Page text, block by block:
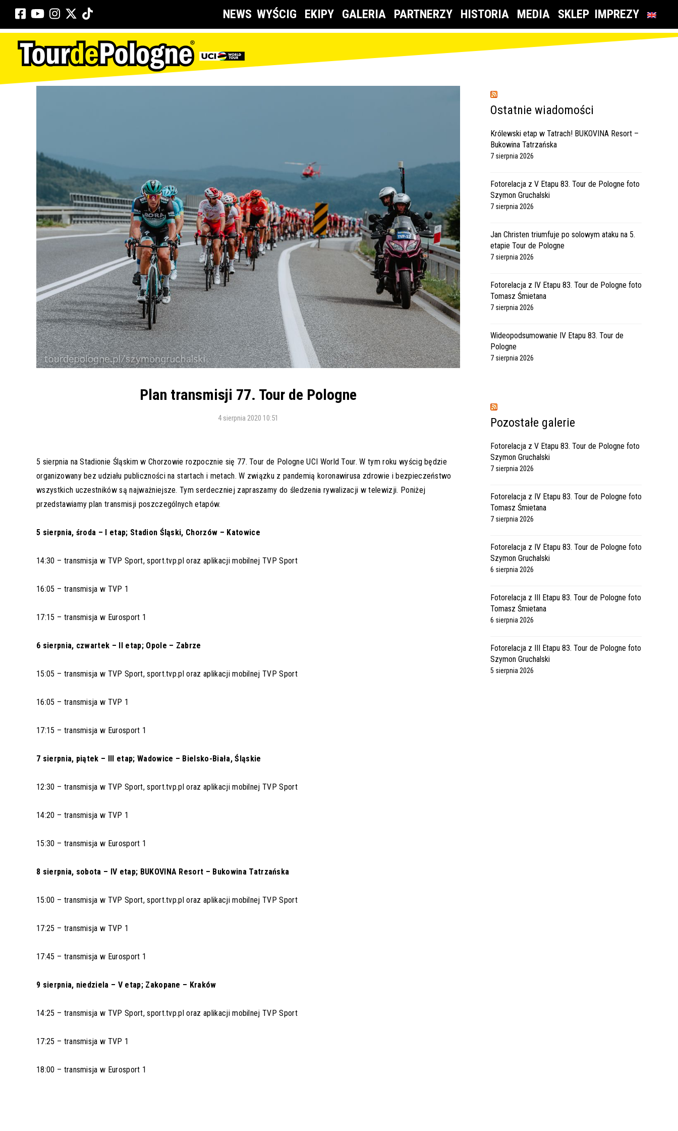
NEWS WYŚCIG EKIPY GALERIA PARTNERZY HISTORIA MEDIA SKLEP IMPREZY
Plan transmisji 77. Tour de Pologne
4 sierpnia 2020 10:51
5 sierpnia na Stadionie Śląskim w Chorzowie rozpocznie się 77. Tour de Pologne UCI World Tour. W tym roku wyścig będzie
organizowany bez udziału publiczności na startach i metach. W związku z pandemią koronawirusa zdrowie i bezpieczeństwo
wszystkich uczestników są najważniejsze. Tym serdeczniej zapraszamy do śledzenia rywalizacji w telewizji. Poniżej
przedstawiamy plan transmisji poszczególnych etapów.
5 sierpnia, środa – I etap; Stadion Śląski, Chorzów – Katowice
14:30 – transmisja w TVP Sport, sport.tvp.pl oraz aplikacji mobilnej TVP Sport
16:05 – transmisja w TVP 1
17:15 – transmisja w Eurosport 1
6 sierpnia, czwartek – II etap; Opole – Zabrze
15:05 – transmisja w TVP Sport, sport.tvp.pl oraz aplikacji mobilnej TVP Sport
16:05 – transmisja w TVP 1
17:15 – transmisja w Eurosport 1
7 sierpnia, piątek – III etap; Wadowice – Bielsko-Biała, Śląskie
12:30 – transmisja w TVP Sport, sport.tvp.pl oraz aplikacji mobilnej TVP Sport
14:20 – transmisja w TVP 1
15:30 – transmisja w Eurosport 1
8 sierpnia, sobota – IV etap; BUKOVINA Resort – Bukowina Tatrzańska
15:00 – transmisja w TVP Sport, sport.tvp.pl oraz aplikacji mobilnej TVP Sport
17:25 – transmisja w TVP 1
17:45 – transmisja w Eurosport 1
9 sierpnia, niedziela – V etap; Zakopane – Kraków
14:25 – transmisja w TVP Sport, sport.tvp.pl oraz aplikacji mobilnej TVP Sport
17:25 – transmisja w TVP 1
18:00 – transmisja w Eurosport 1
Ostatnie wiadomości
Królewski etap w Tatrach! BUKOVINA Resort –
Bukowina Tatrzańska
7 sierpnia 2026
Fotorelacja z V Etapu 83. Tour de Pologne foto
Szymon Gruchalski
7 sierpnia 2026
Jan Christen triumfuje po solowym ataku na 5.
etapie Tour de Pologne
7 sierpnia 2026
Fotorelacja z IV Etapu 83. Tour de Pologne foto
Tomasz Śmietana
7 sierpnia 2026
Wideopodsumowanie IV Etapu 83. Tour de
Pologne
7 sierpnia 2026
Pozostałe galerie
Fotorelacja z V Etapu 83. Tour de Pologne foto
Szymon Gruchalski
7 sierpnia 2026
Fotorelacja z IV Etapu 83. Tour de Pologne foto
Tomasz Śmietana
7 sierpnia 2026
Fotorelacja z IV Etapu 83. Tour de Pologne foto
Szymon Gruchalski
6 sierpnia 2026
Fotorelacja z III Etapu 83. Tour de Pologne foto
Tomasz Śmietana
6 sierpnia 2026
Fotorelacja z III Etapu 83. Tour de Pologne foto
Szymon Gruchalski
5 sierpnia 2026